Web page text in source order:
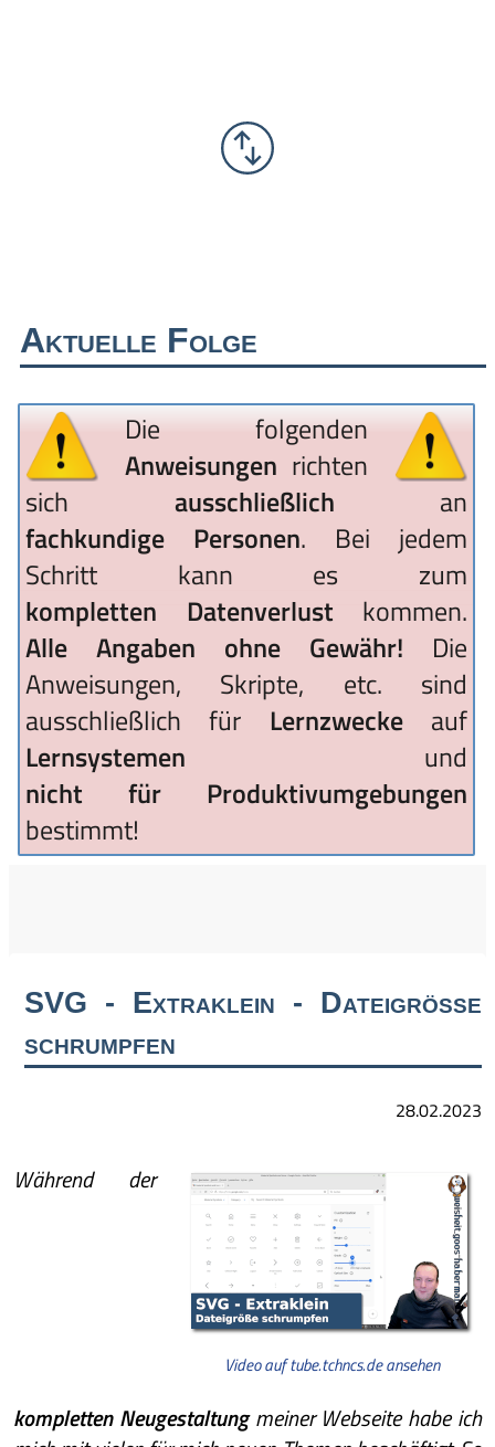
Aktuelle Folge
Die folgenden
Anweisungen richten
sich ausschließlich an
fachkundige Personen. Bei jedem
Schritt kann es zum
kompletten Datenverlust kommen.
Alle Angaben ohne Gewähr! Die
Anweisungen, Skripte, etc. sind
ausschließlich für Lernzweckeauf
Lernsystemen und
nicht für Produktivumgebungen
bestimmt!
SVG - Extraklein - Dateigröße
schrumpfen
28.02.2023
Video auf tube.tchncs.de ansehen
Während der
kompletten Neugestaltungmeiner Webseite habe ich